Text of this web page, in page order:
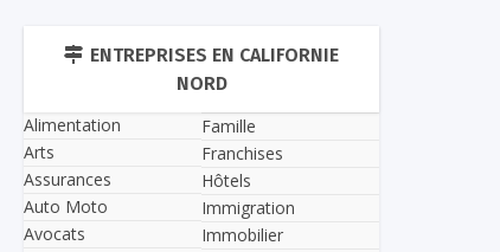
ENTREPRISES EN CALIFORNIE
NORD
Alimentation
Arts
Assurances
Auto Moto
Avocats
Famille
Franchises
Hôtels
Immigration
Immobilier